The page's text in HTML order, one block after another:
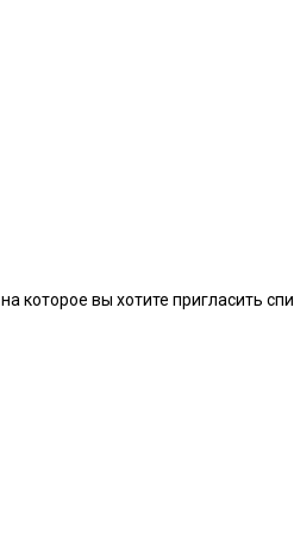
которое вы хотите пригласить